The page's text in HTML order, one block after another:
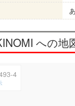
への地
4